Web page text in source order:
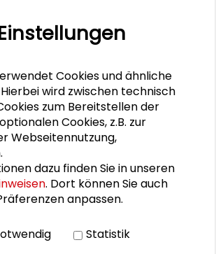
im Kontext
Cookies und ähnliche
wird zwischen technisch
zum Bereitstellen der
Cookies, z.B. zur
Webseitennutzung,
dazu finden Sie in unseren
. Dort können Sie auch
anpassen.
Statistik